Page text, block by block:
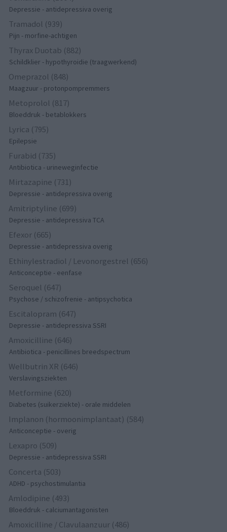
Depressie - antidepressiva overig
Tramadol (939)
Pijn - morfine-achtigen
Thyrax Duotab (882)
Schildklier - hypothyroidie (traagwerkend)
Omeprazol (848)
Maagzuur - protonpompremmers
Metoprolol (817)
Bloeddruk - betablokkers
Lyrica (795)
Epilepsie
Furabid (735)
Antibiotica - urineweginfectie
Mirtazapine (731)
Depressie - antidepressiva overig
Amitriptyline (699)
Depressie - antidepressiva TCA
Efexor (665)
Depressie - antidepressiva overig
Ethinylestradiol / Levonorgestrel (656)
Anticonceptie - eenfase
Seroquel (647)
Psychose / schizofrenie - antipsychotica
Escitalopram (647)
Depressie - antidepressiva SSRI
Amoxicilline (646)
Antibiotica - penicillines breedspectrum
Wellbutrin XR (646)
Verslavingsziekten
Metformine (620)
Diabetes (suikerziekte) - orale middelen
Implanon (hormoonimplantaat) (584)
Anticonceptie - overig
Lexapro (509)
Depressie - antidepressiva SSRI
Concerta (503)
ADHD - psychostimulantia
Amlodipine (493)
Bloeddruk - calciumantagonisten
Amoxicilline / Clavulaanzuur (486)